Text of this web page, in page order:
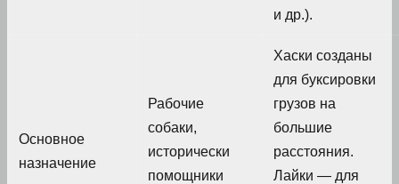
и др.).
Основное
назначение
Рабочие
собаки,
исторически
помощники
Хаски созданы
для буксировки
грузов на
большие
расстояния.
Лайки — для